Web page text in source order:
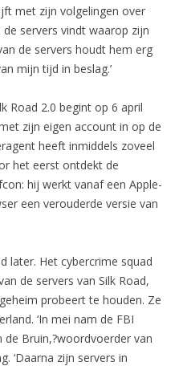
met zijn volgelingen over
servers vindt waarop zijn
de servers houdt hem erg
mijn tijd in beslag.’
Road 2.0 begint op 6 april
zijn eigen account in op de
heeft inmiddels zoveel
het eerst ontdekt de
hij werkt vanaf een Apple-
een verouderde versie van
later. Het cybercrime squad
de servers van Silk Road,
probeert te houden. Ze
‘In mei nam de FBI
Bruin,?woordvoerder van
‘Daarna zijn servers in